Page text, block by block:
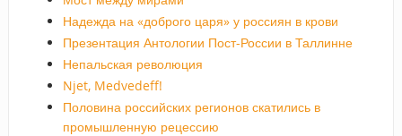
Надежда на «доброго царя» у россиян в крови
Презентация Антологии Пост-России в Таллинне
Непальская революция
Njet, Medvedeff!
Половина российских регионов скатились в
промышленную рецессию